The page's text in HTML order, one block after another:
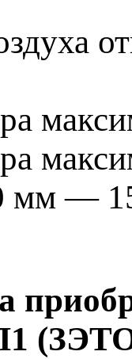
мм —